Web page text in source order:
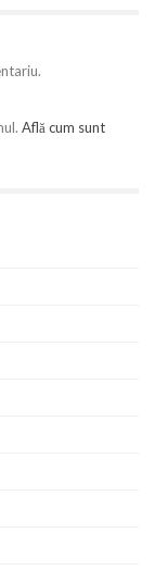
Află cum sunt